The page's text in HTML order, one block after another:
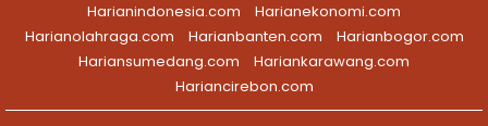
Harianindonesia.com
Harianekonomi.com
Harianolahraga.com
Harianbanten.com
Harianbogor.com
Hariansumedang.com
Hariankarawang.com
Hariancirebon.com